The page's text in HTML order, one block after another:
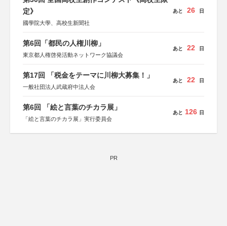
定》
國學院大學、高校生新聞社
あと 26 日
第6回「都民の人権川柳」
東京都人権啓発活動ネットワーク協議会
あと 22 日
第17回 「税金をテーマに川柳大募集！」
一般社団法人武蔵府中法人会
あと 22 日
第6回 「絵と言葉のチカラ展」
「絵と言葉のチカラ展」実行委員会
あと 126 日
PR